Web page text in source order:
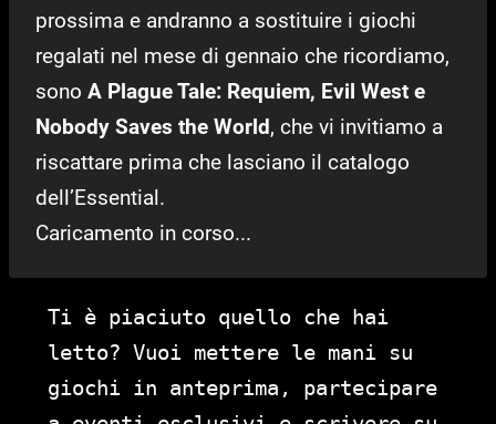
prossima e andranno a sostituire i giochi
regalati nel mese di gennaio che ricordiamo,
sono A Plague Tale: Requiem, Evil West e
Nobody Saves the World, che vi invitiamo a
riscattare prima che lasciano il catalogo
dell’Essential.
Caricamento in corso...
Ti è piaciuto quello che hai
letto? Vuoi mettere le mani su
giochi in anteprima, partecipare